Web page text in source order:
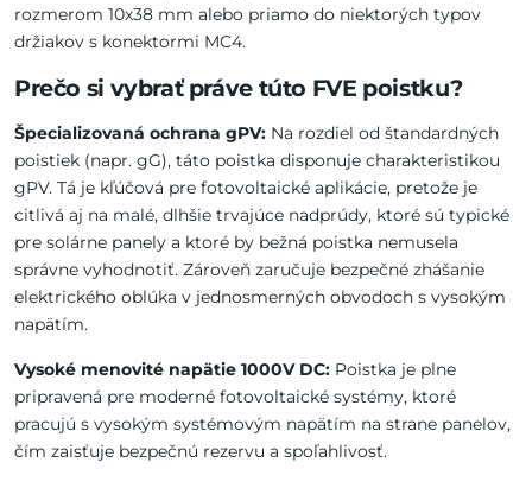
rozmerom 10x38 mm alebo priamo do niektorých typov
držiakov s konektormi MC4.
Prečo si vybrať práve túto FVE poistku?
Špecializovaná ochrana gPV: Na rozdiel od štandardných
poistiek (napr. gG), táto poistka disponuje charakteristikou
gPV. Tá je kľúčová pre fotovoltaické aplikácie, pretože je
citlivá aj na malé, dlhšie trvajúce nadprúdy, ktoré sú typické
pre solárne panely a ktoré by bežná poistka nemusela
správne vyhodnotiť. Zároveň zaručuje bezpečné zhášanie
elektrického oblúka v jednosmerných obvodoch s vysokým
napätím.
Vysoké menovité napätie 1000V DC: Poistka je plne
pripravená pre moderné fotovoltaické systémy, ktoré
pracujú s vysokým systémovým napätím na strane panelov,
čím zaisťuje bezpečnú rezervu a spoľahlivosť.